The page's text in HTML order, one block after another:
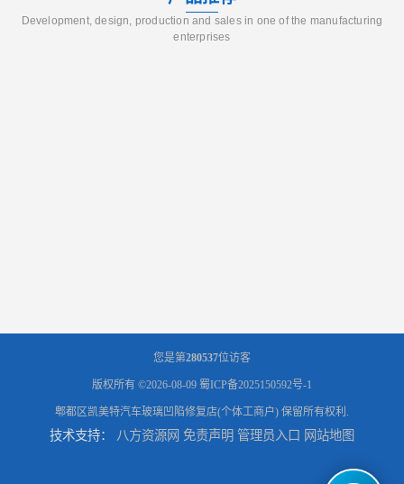
Development, design, production and sales in one of the manufacturing
enterprises
您是第280537位访客
版权所有 ©2026-08-09 蜀ICP备2025150592号-1
郫都区凯美特汽车玻璃凹陷修复店(个体工商户) 保留所有权利.
技术支持： 八方资源网 免责声明 管理员入口 网站地图